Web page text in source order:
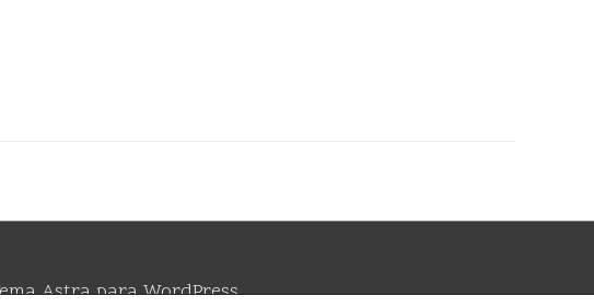
Astra para WordPress